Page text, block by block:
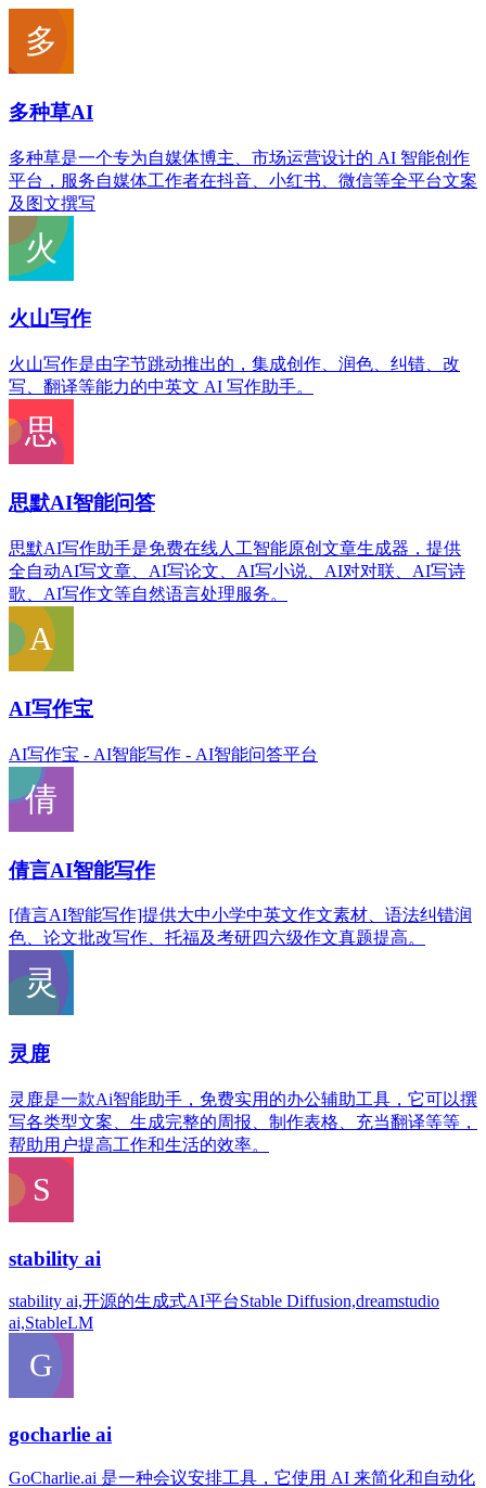
多种草AI
多种草是一个专为自媒体博主、市场运营设计的 AI 智能创作
平台，服务自媒体工作者在抖音、小红书、微信等全平台文案
及图文撰写
火山写作
火山写作是由字节跳动推出的，集成创作、润色、纠错、改
写、翻译等能力的中英文 AI 写作助手。
思默AI智能问答
思默AI写作助手是免费在线人工智能原创文章生成器，提供
全自动AI写文章、AI写论文、AI写小说、AI对对联、AI写诗
歌、AI写作文等自然语言处理服务。
AI写作宝
AI写作宝 - AI智能写作 - AI智能问答平台
倩言AI智能写作
[倩言AI智能写作]提供大中小学中英文作文素材、语法纠错润
色、论文批改写作、托福及考研四六级作文真题提高。
灵鹿
灵鹿是一款Ai智能助手，免费实用的办公辅助工具，它可以撰
写各类型文案、生成完整的周报、制作表格、充当翻译等等，
帮助用户提高工作和生活的效率。
stability ai
stability ai,开源的生成式AI平台Stable Diffusion,dreamstudio
ai,StableLM
gocharlie ai
GoCharlie.ai 是一种会议安排工具，它使用 AI 来简化和自动化